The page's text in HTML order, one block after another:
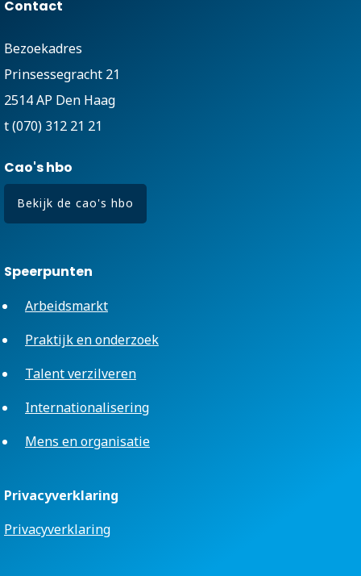
Contact
Bezoekadres
Prinsessegracht 21
2514 AP Den Haag
t (070) 312 21 21
Cao's hbo
Bekijk de cao's hbo
Speerpunten
Arbeidsmarkt
Praktijk en onderzoek
Talent verzilveren
Internationalisering
Mens en organisatie
Privacyverklaring
Privacyverklaring